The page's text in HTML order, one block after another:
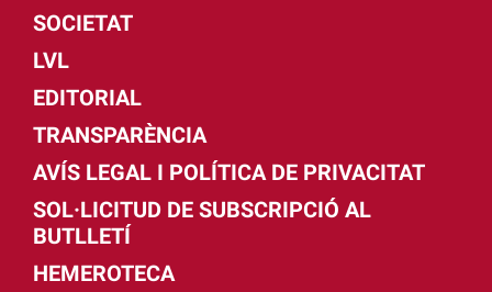
SOCIETAT
LVL
EDITORIAL
TRANSPARÈNCIA
AVÍS LEGAL I POLÍTICA DE PRIVACITAT
SOL·LICITUD DE SUBSCRIPCIÓ AL
BUTLLETÍ
HEMEROTECA